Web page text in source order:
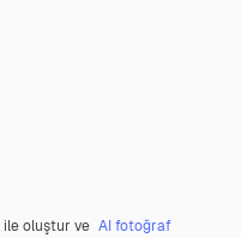
ile oluştur ve AI fotoğraf